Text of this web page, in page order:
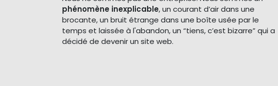
phénomène inexplicable, un courant d’air dans une
brocante, un bruit étrange dans une boîte usée par le
temps et laissée à l'abandon, un “tiens, c’est bizarre” qui a
décidé de devenir un site web.